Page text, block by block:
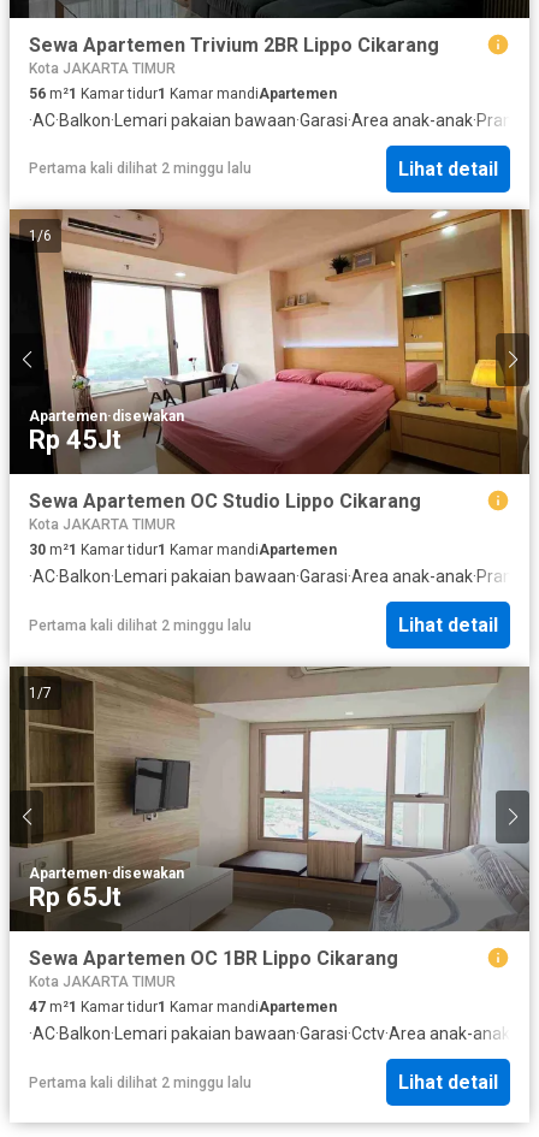
Sewa Apartemen Trivium 2BR Lippo Cikarang
Kota JAKARTA TIMUR
56 m²1 Kamar tidur1 Kamar mandiApartemen
·AC·Balkon·Lemari pakaian bawaan·Garasi·Area anak-anak·
Pertama kali dilihat 2 minggu lalu Lihat detail
1/6
Apartemen·disewakan
Rp 45Jt
Sewa Apartemen OC Studio Lippo Cikarang
Kota JAKARTA TIMUR
30 m²1 Kamar tidur1 Kamar mandiApartemen
·AC·Balkon· Lemari pakaian bawaan·Garasi·Area anak-anak·
Pertama kali dilihat 2 minggu lalu Lihat detail
1 /7
Apartemen·disewakan
Rp 65Jt
Sewa Apartemen OC 1BR Lippo Cikarang
Kota JAKARTA TIMUR
47 m²1 Kamar tidur1 Kamar mandiApartemen
·AC·Balkon· Lemari pakaian bawaan·Garasi·Cctv·Area anak-anak
Pertama kali dilihat 2 minggu lalu Lihat detail